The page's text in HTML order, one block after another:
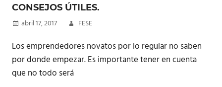
CONSEJOS ÚTILES.
abril 17, 2017 FESE
Los emprendedores novatos por lo regular no saben
por donde empezar. Es importante tener en cuenta
que no todo será